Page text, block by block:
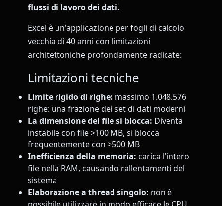
flussi di lavoro dei dati.
Excel è un'applicazione per fogli di calcolo
vecchia di 40 anni con limitazioni
architettoniche profondamente radicate:
Limitazioni tecniche
Limite rigido di righe: massimo 1.048.576
righe: una frazione dei set di dati moderni
La dimensione del file si blocca: Diventa
instabile con file >100 MB, si blocca
frequentemente con >500 MB
Inefficienza della memoria: carica l'intero
file nella RAM, causando rallentamenti del
sistema
Elaborazione a thread singolo: non è